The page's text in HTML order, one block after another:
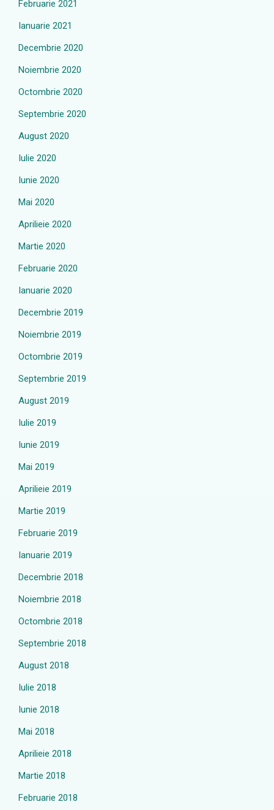
Februarie 2021
Ianuarie 2021
Decembrie 2020
Noiembrie 2020
Octombrie 2020
Septembrie 2020
August 2020
Iulie 2020
Iunie 2020
Mai 2020
Aprilieie 2020
Martie 2020
Februarie 2020
Ianuarie 2020
Decembrie 2019
Noiembrie 2019
Octombrie 2019
Septembrie 2019
August 2019
Iulie 2019
Iunie 2019
Mai 2019
Aprilieie 2019
Martie 2019
Februarie 2019
Ianuarie 2019
Decembrie 2018
Noiembrie 2018
Octombrie 2018
Septembrie 2018
August 2018
Iulie 2018
Iunie 2018
Mai 2018
Aprilieie 2018
Martie 2018
Februarie 2018